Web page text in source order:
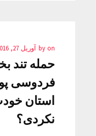
by on آوریل 27, 2016
حمله تند
فردوسی
استان
نکردی؟